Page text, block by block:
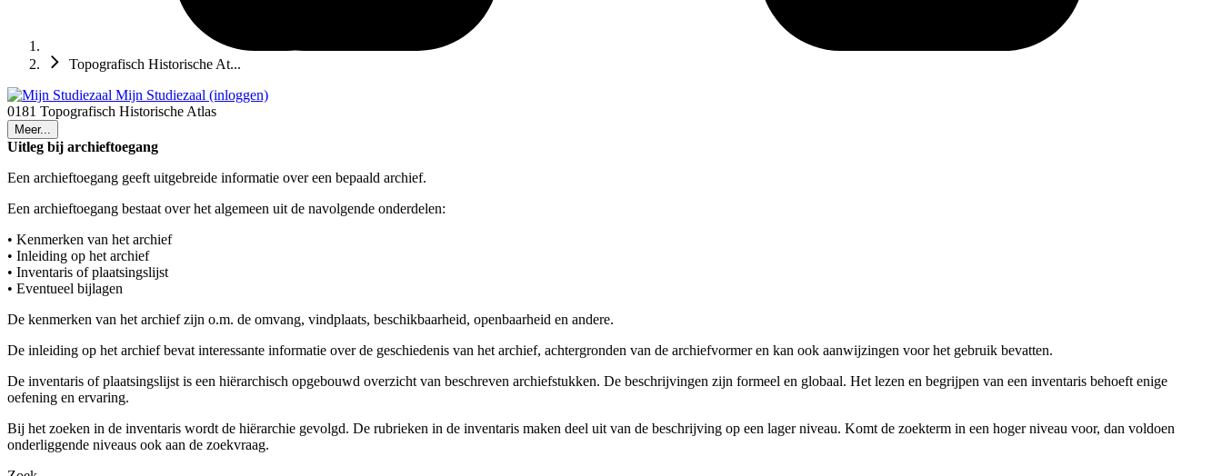
Topografisch Historische At...
Mijn Studiezaal (inloggen)
0181 Topografisch Historische Atlas
Meer...
Uitleg bij archieftoegang
Een archieftoegang geeft uitgebreide informatie over een bepaald archief.
Een archieftoegang bestaat over het algemeen uit de navolgende onderdelen:
• Kenmerken van het archief
• Inleiding op het archief
• Inventaris of plaatsingslijst
• Eventueel bijlagen
De kenmerken van het archief zijn o.m. de omvang, vindplaats, beschikbaarheid, openbaarheid en andere.
De inleiding op het archief bevat interessante informatie over de geschiedenis van het archief, achtergronden van de archiefvormer en kan ook aanwijzingen voor het gebruik bevatten.
De inventaris of plaatsingslijst is een hiërarchisch opgebouwd overzicht van beschreven archiefstukken. De beschrijvingen zijn formeel en globaal. Het lezen en begrijpen van een inventaris behoeft enige
oefening en ervaring.
Bij het zoeken in de inventaris wordt de hiërarchie gevolgd. De rubrieken in de inventaris maken deel uit van de beschrijving op een lager niveau. Komt de zoekterm in een hoger niveau voor, dan voldoen
onderliggende niveaus ook aan de zoekvraag.